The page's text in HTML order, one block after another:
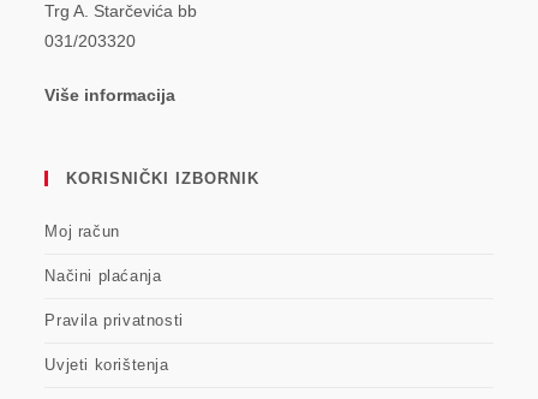
Trg A. Starčevića bb
031/203320
Više informacija
KORISNIČKI IZBORNIK
Moj račun
Načini plaćanja
Pravila privatnosti
Uvjeti korištenja